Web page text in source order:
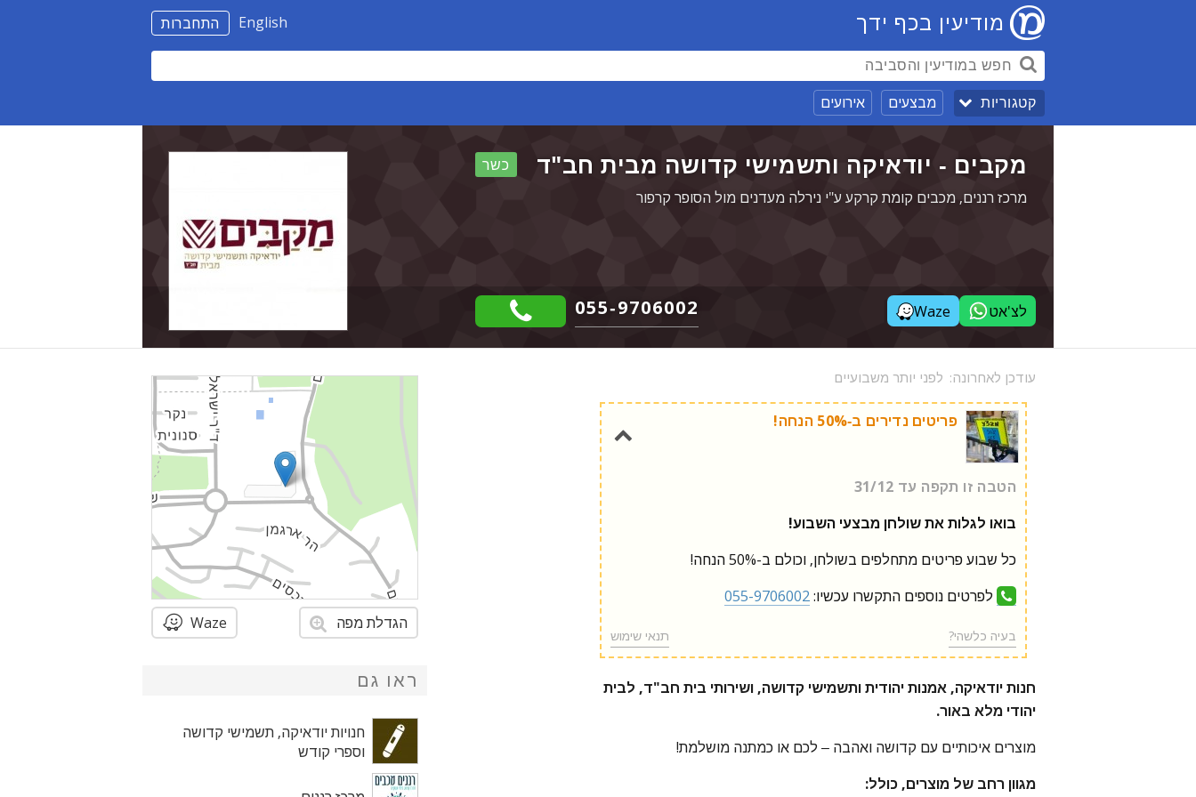
התחברות English מודיעין בכף ידך
קטגוריות מבצעים אירועים
כשר מקבים - יודאיקה ותשמישי קדושה מבית חב"ד
מרכז רננים, מכבים קומת קרקע ע"י נירלה מעדנים מול הסופר קרפור
לצ'אט Waze
055-9706002
הגדלת מפה Waze
ראו גם
חנויות יודאיקה, תשמישי קדושה
וספרי קודש
עודכן לאחרונה: לפני יותר משבועיים
פריטים נדירים ב-50% הנחה!
הטבה זו תקפה עד 31/12
בואו לגלות את שולחן מבצעי השבוע!
כל שבוע פריטים מתחלפים בשולחן, וכולם ב-50% הנחה!
לפרטים נוספים התקשרו עכשיו: 055-9706002
תנאי שימוש בעיה כלשהי?
חנות יודאיקה, אמנות יהודית ותשמישי קדושה, ושירותי בית חב"ד, לבית
יהודי מלא באור.
מוצרים איכותיים עם קדושה ואהבה – לכם או כמתנה מושלמת!
מגוון רחב של מוצרים, כולל: